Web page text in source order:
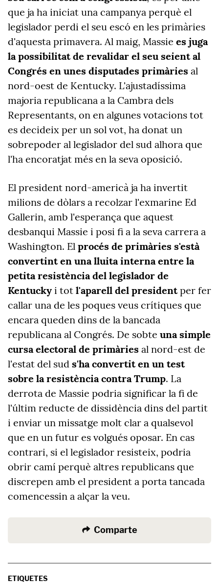
que ja ha iniciat una campanya perquè el
legislador perdi el seu escó en les primàries
d'aquesta primavera. Al maig, Massie es juga
la possibilitat de revalidar el seu seient al
Congrés en unes disputades primàries al
nord-oest de Kentucky. L'ajustadíssima
majoria republicana a la Cambra dels
Representants, on en algunes votacions tot
es decideix per un sol vot, ha donat un
sobrepoder al legislador del sud alhora que
l'ha encoratjat més en la seva oposició.
El president nord-americà ja ha invertit
milions de dòlars a recolzar l'exmarine Ed
Gallerin, amb l'esperança que aquest
desbanqui Massie i posi fi a la seva carrera a
Washington. El procés de primàries s'està
convertint en una lluita interna entre la
petita resistència del legislador de
Kentucky i tot l'aparell del presidentper fer
callar una de les poques veus crítiques que
encara queden dins de la bancada
republicana al Congrés. De sobte una simple
cursa electoral de primàries al nord-est de
l'estat del sud s'ha convertit en un test
sobre la resistència contra Trump. La
derrota de Massie podria significar la fi de
l'últim reducte de dissidència dins del partit
i enviar un missatge molt clar a qualsevol
que en un futur es volgués oposar. En cas
contrari, si el legislador resisteix, podria
obrir camí perquè altres republicans que
discrepen amb el president a porta tancada
comencessin a alçar la veu.
Comparte
ETIQUETES